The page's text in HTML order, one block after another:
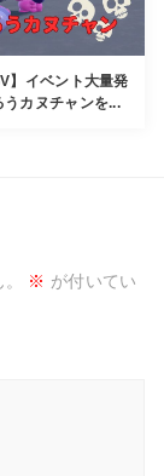
】イベント大量発
うカヌチャンを...
※ が付いてい